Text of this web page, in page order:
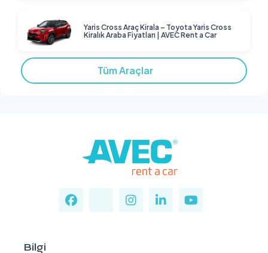
Yaris Cross Araç Kirala – Toyota Yaris Cross
Kiralık Araba Fiyatları | AVEC Rent a Car
Tüm Araçlar
Bilgi